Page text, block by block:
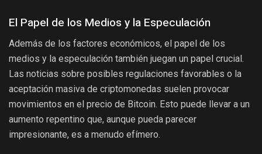
El Papel de los Medios y la Especulación
Además de los factores económicos, el papel de los
medios y la especulación también juegan un papel crucial.
Las noticias sobre posibles regulaciones favorables o la
aceptación masiva de criptomonedas suelen provocar
movimientos en el precio de Bitcoin. Esto puede llevar a un
aumento repentino que, aunque pueda parecer
impresionante, es a menudo efímero.